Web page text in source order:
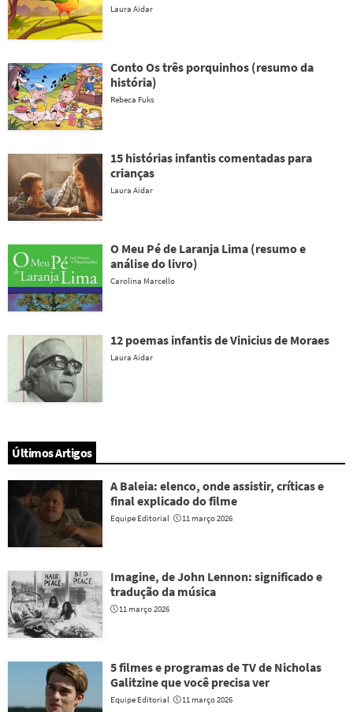
Laura Aidar
Conto Os três porquinhos (resumo da
história)
Rebeca Fuks
15 histórias infantis comentadas para
crianças
Laura Aidar
O Meu Pé de Laranja Lima (resumo e
análise do livro)
Carolina Marcello
12 poemas infantis de Vinicius de Moraes
Laura Aidar
Últimos Artigos
A Baleia: elenco, onde assistir, críticas e
final explicado do filme
Equipe Editorial 11 março 2026
Imagine, de John Lennon: significado e
tradução da música
11 março 2026
5 filmes e programas de TV de Nicholas
Galitzine que você precisa ver
Equipe Editorial 11 março 2026